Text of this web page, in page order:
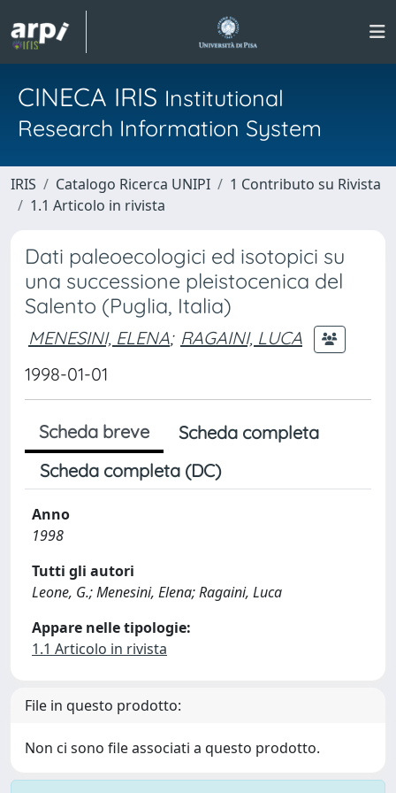
CINECA IRIS Institutional
Research Information System
IRIS Catalogo Ricerca UNIPI
1 Contributo su Rivista
1.1 Articolo in rivista
Dati paleoecologici ed isotopici su
una successione pleistocenica del
Salento (Puglia, Italia)
MENESINI, ELENA; RAGAINI, LUCA
1998-01-01
Scheda breve
Scheda completa
Scheda completa (DC)
Anno
1998
Tutti gli autori
Leone, G.; Menesini, Elena; Ragaini, Luca
Appare nelle tipologie:
1.1 Articolo in rivista
File in questo prodotto:
Non ci sono file associati a questo prodotto.